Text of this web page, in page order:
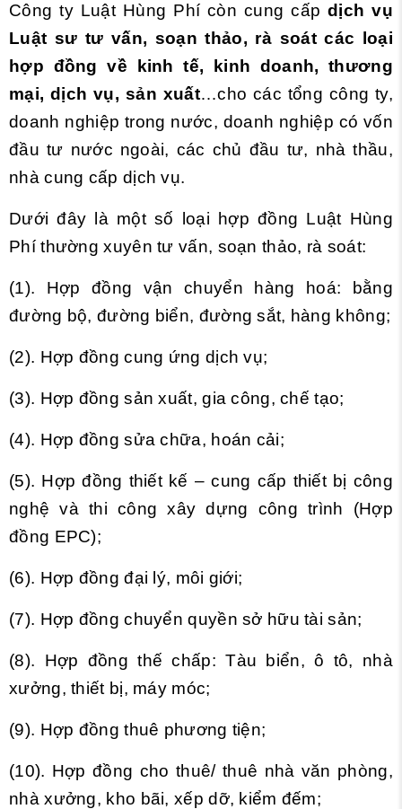
Công ty Luật Hùng Phí còn cung cấpdịch vụ
Luật sư tư vấn, soạn thảo, rà soát các loại
hợp đồng về kinh tế, kinh doanh, thương
mại, dịch vụ, sản xuất…cho các tổng công ty,
doanh nghiệp trong nước, doanh nghiệp có vốn
đầu tư nước ngoài, các chủ đầu tư, nhà thầu,
nhà cung cấp dịch vụ.
Dưới đây là một số loại hợp đồng Luật Hùng
Phí thường xuyên tư vấn, soạn thảo, rà soát:
(1). Hợp đồng vận chuyển hàng hoá: bằng
đường bộ, đường biển, đường sắt, hàng không;
(2). Hợp đồng cung ứng dịch vụ;
(3). Hợp đồng sản xuất, gia công, chế tạo;
(4). Hợp đồng sửa chữa, hoán cải;
(5). Hợp đồng thiết kế – cung cấp thiết bị công
nghệ và thi công xây dựng công trình (Hợp
đồng EPC);
(6). Hợp đồng đại lý, môi giới;
(7). Hợp đồng chuyển quyền sở hữu tài sản;
(8). Hợp đồng thế chấp: Tàu biển, ô tô, nhà
xưởng, thiết bị, máy móc;
(9). Hợp đồng thuê phương tiện;
(10). Hợp đồng cho thuê/ thuê nhà văn phòng,
nhà xưởng, kho bãi, xếp dỡ, kiểm đếm;